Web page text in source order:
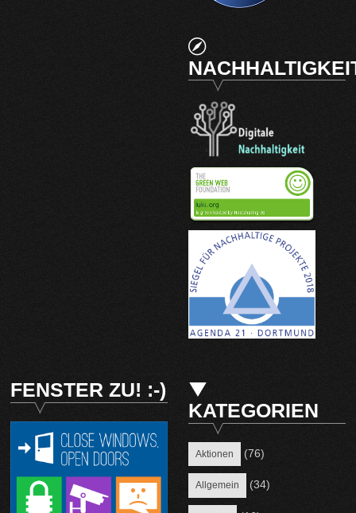
FENSTER ZU! :-)
KATEGORIEN
Aktionen (76)
Allgemein (34)